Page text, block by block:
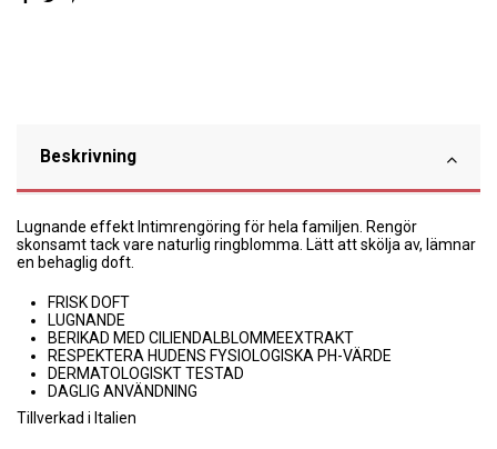
Beskrivning
Lugnande effekt Intimrengöring för hela familjen. Rengör
skonsamt tack vare naturlig ringblomma. Lätt att skölja av, lämnar
en behaglig doft.
FRISK DOFT
LUGNANDE
BERIKAD MED CILIENDALBLOMMEEXTRAKT
RESPEKTERA HUDENS FYSIOLOGISKA PH-VÄRDE
DERMATOLOGISKT TESTAD
DAGLIG ANVÄNDNING
Tillverkad i Italien